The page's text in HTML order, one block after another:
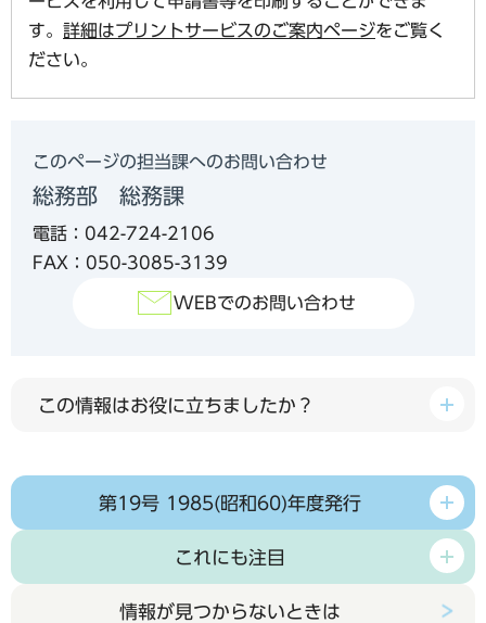
す。 詳細はプリントサービスのご案内ページをご覧く
ださい。
このページの担当課へのお問い合わせ
総務部 総務課
電話：042-724-2106
FAX：050-3085-3139
WEBでのお問い合わせ
この情報はお役に立ちましたか？
第19号 1985(昭和60)年度発行
これにも注目
情報が見つからないときは